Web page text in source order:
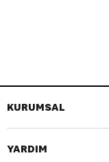
KURUMSAL
YARDIM